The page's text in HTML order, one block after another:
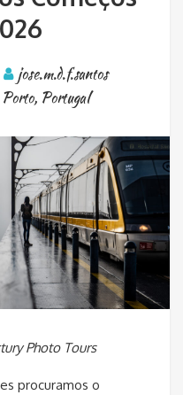
jose.m.d.f.santos
Porto, Portugal
Photo Tours
procuramos o